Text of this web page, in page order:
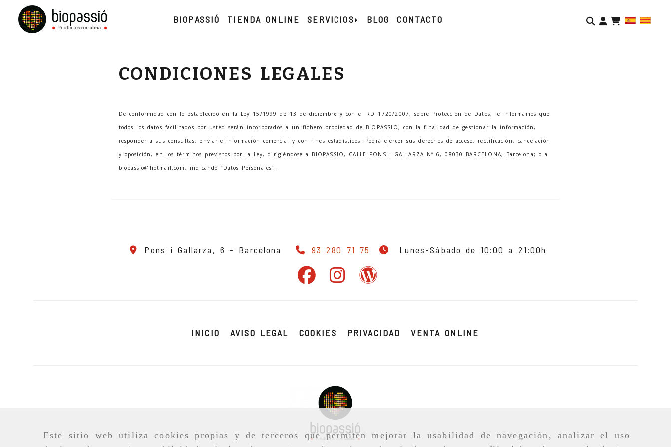
Este sitio web utiliza cookies propias y de terceros que permiten mejorar la usabilidad de navegación, analizar el uso
BIOPASSIÓ TIENDA ONLINE SERVICIOS BLOG CONTACTO
CONDICIONES LEGALES
De conformidad con lo establecido en la Ley 15/1999 de 13 de diciembre y con el RD 1720/2007, sobre Protección de Datos, le informamos que
todos los datos facilitados por usted serán incorporados a un fichero propiedad de BIOPASSIO, con la finalidad de gestionar la información,
responder a sus consultas, enviarle información comercial y con fines estadísticos. Podrá ejercer sus derechos de acceso, rectificación, cancelación
y oposición, en los términos previstos por la Ley, dirigiéndose a BIOPASSIO, CALLE PONS I GALLARZA Nº 6,08030 BARCELONA, Barcelona ; o a
biopassio@hotmail.com, indicando “Datos Personales”..
Pons i Gallarza, 6 - Barcelona 93 280 71 75 Lunes-Sábado de 10:00 a 21:00h
INICIO AVISO LEGAL COOKIES PRIVACIDAD VENTA ONLINE